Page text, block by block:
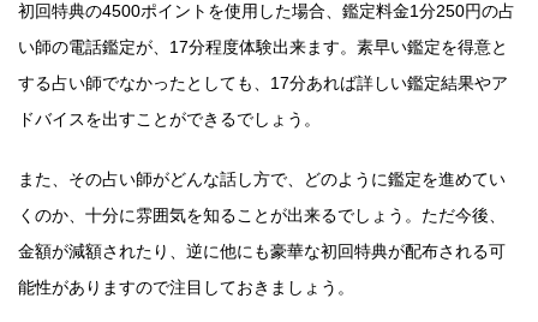
初回特典の4500ポイントを使用した場合、鑑定料金1分250円の占
い師の電話鑑定が、17分程度体験出来ます。素早い鑑定を得意と
する占い師でなかったとしても、17分あれば詳しい鑑定結果やア
ドバイスを出すことができるでしょう。
また、その占い師がどんな話し方で、どのように鑑定を進めてい
くのか、十分に雰囲気を知ることが出来るでしょう。ただ今後、
金額が減額されたり、逆に他にも豪華な初回特典が配布される可
能性がありますので注目しておきましょう。